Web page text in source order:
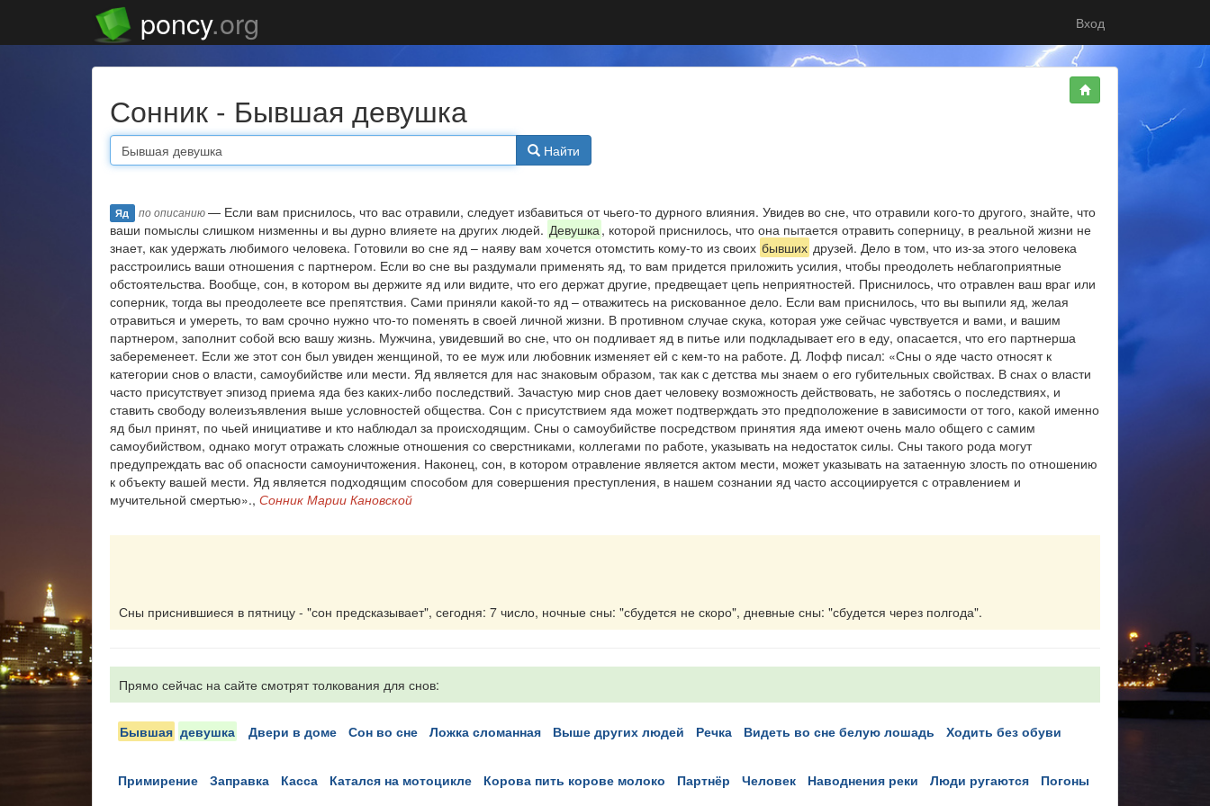
poncy.org Вход
Сонник - Бывшая девушка
Найти
Яд по описанию— Если вам приснилось, что вас отравили, следует избавиться от чьего-то дурного влияния. Увидев во сне, что отравили кого-то другого, знайте, что
ваши помыслы слишком низменны и вы дурно влияете на других людей. Девушка, которой приснилось, что она пытается отравить соперницу, в реальной жизни не
знает, как удержать любимого человека. Готовили во сне яд – наяву вам хочется отомстить кому-то из своих бывших друзей. Дело в том, что из-за этого человека
расстроились ваши отношения с партнером. Если во сне вы раздумали применять яд, то вам придется приложить усилия, чтобы преодолеть неблагоприятные
обстоятельства. Вообще, сон, в котором вы держите яд или видите, что его держат другие, предвещает цепь неприятностей. Приснилось, что отравлен ваш враг или
соперник, тогда вы преодолеете все препятствия. Сами приняли какой-то яд – отважитесь на рискованное дело. Если вам приснилось, что вы выпили яд, желая
отравиться и умереть, то вам срочно нужно что-то поменять в своей личной жизни. В противном случае скука, которая уже сейчас чувствуется и вами, и вашим
партнером, заполнит собой всю вашу жизнь. Мужчина, увидевший во сне, что он подливает яд в питье или подкладывает его в еду, опасается, что его партнерша
забеременеет. Если же этот сон был увиден женщиной, то ее муж или любовник изменяет ей с кем-то на работе. Д. Лофф писал: «Сны о яде часто относят к
категории снов о власти, самоубийстве или мести. Яд является для нас знаковым образом, так как с детства мы знаем о его губительных свойствах. В снах о власти
часто присутствует эпизод приема яда без каких-либо последствий. Зачастую мир снов дает человеку возможность действовать, не заботясь о последствиях, и
ставить свободу волеизъявления выше условностей общества. Сон с присутствием яда может подтверждать это предположение в зависимости от того, какой именно
яд был принят, по чьей инициативе и кто наблюдал за происходящим. Сны о самоубийстве посредством принятия яда имеют очень мало общего с самим
самоубийством, однако могут отражать сложные отношения со сверстниками, коллегами по работе, указывать на недостаток силы. Сны такого рода могут
предупреждать вас об опасности самоуничтожения. Наконец, сон, в котором отравление является актом мести, может указывать на затаенную злость по отношению
к объекту вашей мести. Яд является подходящим способом для совершения преступления, в нашем сознании яд часто ассоциируется с отравлением и
мучительной смертью»., Сонник Марии Кановской
Сны приснившиеся в пятницу - "сон предсказывает", сегодня: 7 число, ночные сны: "сбудется не скоро", дневные сны: "сбудется через полгода".
Прямо сейчас на сайте смотрят толкования для снов:
бывшая девушка двери в доме сон во сне ложка сломанная выше других людей речка видеть во сне белую лошадь ходить без обуви
примирение заправка касса катался на мотоцикле корова пить корове молоко партнёр человек наводнения реки люди ругаются погоны